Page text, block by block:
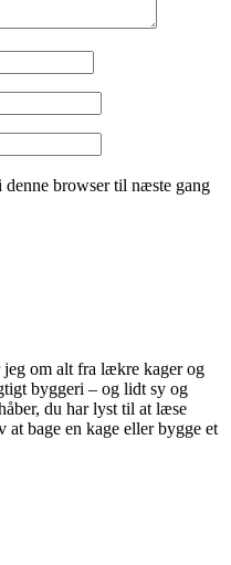
browser til næste gang
om alt fra lækre kager og
byggeri – og lidt sy og
du har lyst til at læse
at bage en kage eller bygge et